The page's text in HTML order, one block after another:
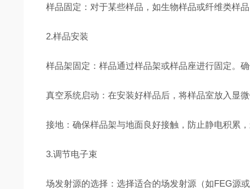
样品固定：对于某些样品，如生物样品或纤维类样
2.样品安装
样品架固定：样品通过样品架或样品座进行固定。
真空系统启动：在安装好样品后，将样品室放入显
接地：确保样品架与地面良好接触，防止静电积累
3.调节电子束
场发射源的选择：选择适合的场发射源（如FEG源